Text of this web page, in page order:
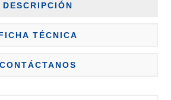
DESCRIPCIÓN
TÉCNICA
CONTÁCTANOS